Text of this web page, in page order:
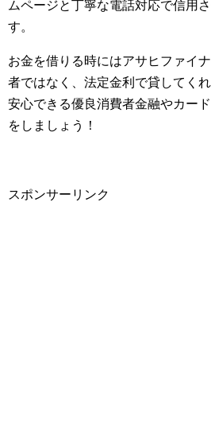
ムページと丁寧な電話対応で信用
す。
お金を借りる時にはアサヒファイ
者ではなく、法定金利で貸してく
安心できる優良消費者金融やカー
をしましょう！
スポンサーリンク